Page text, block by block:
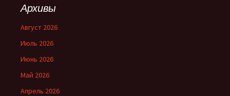
Архивы
Август 2026
Июль 2026
Июнь 2026
Май 2026
Апрель 2026